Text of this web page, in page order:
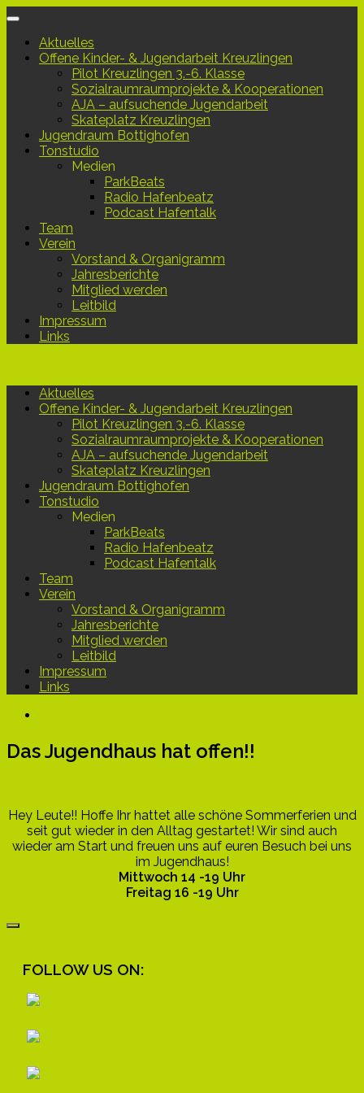
Unter
Inhalt Aktuelles
Offene Kinder- & Jugendarbeit Kreuzlingen
Pilot Kreuzlingen 3.-6. Klasse
Sozialraumraumprojekte & Kooperationen
AJA – aufsuchende Jugendarbeit
Skateplatz Kreuzlingen
Jugendraum Bottighofen
Tonstudio
Medien
ParkBeats
Radio Hafenbeatz
Podcast Hafentalk
Team
Verein
Vorstand & Organigramm
Jahresberichte
Mitglied werden
Leitbild
Impressum
Links
Aktuelles
Offene Kinder- & Jugendarbeit Kreuzlingen
Pilot Kreuzlingen 3.-6. Klasse
Sozialraumraumprojekte & Kooperationen
AJA – aufsuchende Jugendarbeit
Skateplatz Kreuzlingen
Jugendraum Bottighofen
Tonstudio
Medien
ParkBeats
Radio Hafenbeatz
Podcast Hafentalk
Team
Verein
Vorstand & Organigramm
Jahresberichte
Mitglied werden
Leitbild
Impressum
Links
Das Jugendhaus hat offen!!
Hey Leute!! Hoffe Ihr hattet alle schöne Sommerferien und
seit gut wieder in den Alltag gestartet! Wir sind auch
wieder am Start und freuen uns auf euren Besuch bei uns
im Jugendhaus!
Mittwoch 14 -19 Uhr
Freitag 16 -19 Uhr
FOLLOW US ON: